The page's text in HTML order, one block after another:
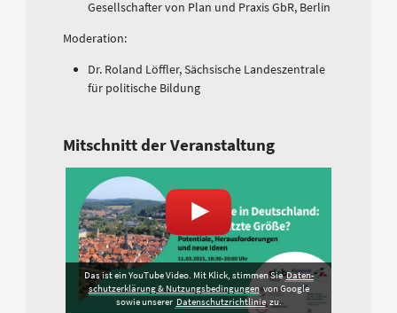
Gesellschafter von Plan und Praxis GbR, Berlin
Moderation:
Dr. Roland Löffler, Sächsische Landeszentrale
für politische Bildung
Mitschnitt der Veranstaltung
Das ist ein YouTube Video. Mit Klick, stimmen SieDaten­
schutz­erklärung & Nutzungs­bedingungenvon Google
sowie unserer Datenschutzrichtlinie zu.